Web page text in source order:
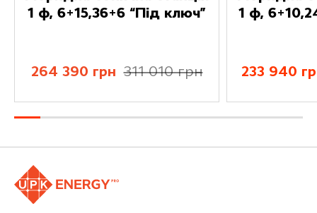
1 ф, 6+15,36+6 “Під ключ”
264 390 грн 311 010 грн
1 ф,
233 940